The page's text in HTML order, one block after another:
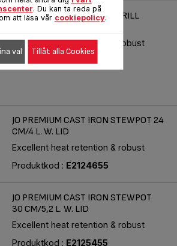
JAMIE OLIVER CAST IRON GRILL
Excellent heat retention & robust
JO PREMIUM CAST IRON STEWPOT 24
CM/4 L. W. LID
Excellent heat retention & robust
Produktkod : E2124655
JO PREMIUM CAST IRON STEWPOT
30 CM/5,2 L. W. LID
Excellent heat retention & robust
Produktkod : E2125455
. Du kan ta reda på
att läsa vår cookiepolicy.
val Tillåt alla Cookies